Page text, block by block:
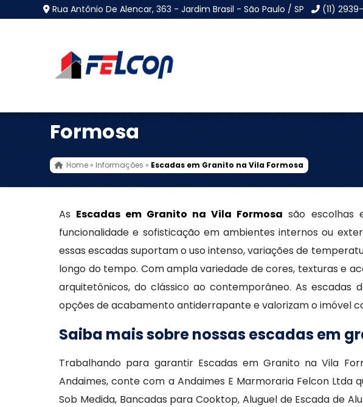
Rua Antônio De Alencar, 363 - Jardim Brasil - São Paulo / SP (11)
Formosa
Home » Informações » Escadas em Granito na Vila Formosa
As Escadas em Granito na Vila Formosa são escolhas
funcionalidade e sofisticação em ambientes internos ou
essas escadas suportam o uso intenso, variações de
longo do tempo. Com ampla variedade de cores, texturas e
arquitetônicos, do clássico ao contemporâneo. As
opções de acabamento antiderrapante e valorizam o imóvel
Saiba mais sobre nossas escadas em
Trabalhando para garantir Escadas em Granito na Vila
Andaimes, conte com a Andaimes E Marmoraria Felcon Ltda
Sob Medida, Bancadas para Cooktop, Aluguel de Escada de